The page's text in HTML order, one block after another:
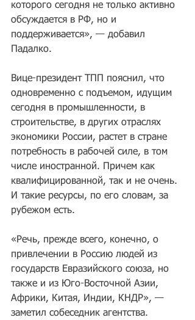
которого сегодня не только активно
обсуждается в РФ, но и
поддерживается», — добавил
Падалко.
Вице-президент ТПП пояснил, что
одновременно с подъемом, идущим
сегодня в промышленности, в
строительстве, в других отраслях
экономики России, растет в стране
потребность в рабочей силе, в том
числе иностранной. Причем как
квалифицированной, так и не очень.
И такие ресурсы, по его словам, за
рубежом есть.
«Речь, прежде всего, конечно, о
привлечении в Россию людей из
государств Евразийского союза, но
также и из Юго-Восточной Азии,
Африки, Китая, Индии, КНДР», —
заметил собеседник агентства.